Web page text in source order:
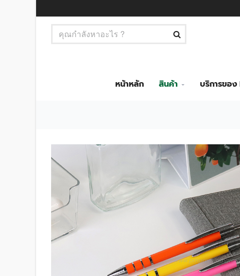
หน้าหลัก สินค้า บริการของ